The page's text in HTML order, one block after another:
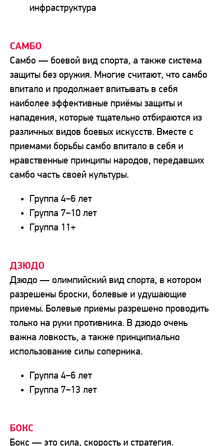
инфраструктура
САМБО
Самбо — боевой вид спорта, а также система
защиты без оружия. Многие считают, что самбо
впитало и продолжает впитывать в себя
наиболее эффективные приёмы защиты и
нападения, которые тщательно отбираются из
различных видов боевых искусств. Вместе с
приемами борьбы самбо впитало в себя и
нравственные принципы народов, передавших
самбо часть своей культуры.
Группа 4−6 лет
Группа 7−10 лет
Группа 11+
ДЗЮДО
Дзюдо — олимпийский вид спорта, в котором
разрешены броски, болевые и удушающие
приемы. Болевые приемы разрешено проводить
только на руки противника. В дзюдо очень
важна ловкость, а также принципиально
использование силы соперника.
Группа 4−6 лет
Группа 7−13 лет
БОКС
Бокс — это сила, скорость и стратегия.